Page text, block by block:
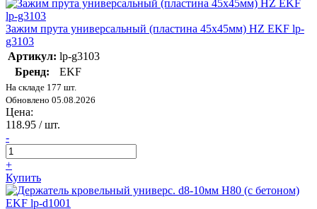
Зажим прута универсальный (пластина 45х45мм) HZ EKF lp-
g3103
Артикул: lp-g3103
Бренд:
EKF
На складе 177 шт.
Обновлено 05.08.2026
Цена:
118.95 / шт.
-
+
Купить